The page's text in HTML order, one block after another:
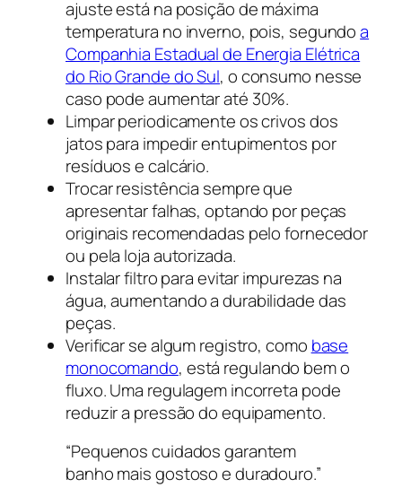
ajuste está na posição de máxima
temperatura no inverno, pois, segundoa
Companhia Estadual de Energia Elétrica
do Rio Grande do Sul, o consumo nesse
caso pode aumentar até 30%.
Limpar periodicamente os crivos dos
jatos para impedir entupimentos por
resíduos e calcário.
Trocar resistência sempre que
apresentar falhas, optando por peças
originais recomendadas pelo fornecedor
ou pela loja autorizada.
Instalar filtro para evitar impurezas na
água, aumentando a durabilidade das
peças.
Verificar se algum registro, como base
monocomando, está regulando bem o
fluxo. Uma regulagem incorreta pode
reduzir a pressão do equipamento.
“Pequenos cuidados garantem
banho mais gostoso e duradouro.”